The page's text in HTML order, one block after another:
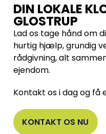
DIN LOKALE
GLOSTRUP
Lad os tage hånd om
hurtig hjælp, grundig
rådgivning, alt
ejendom.
Kontakt os i dag og få
KONTAKT OS NU